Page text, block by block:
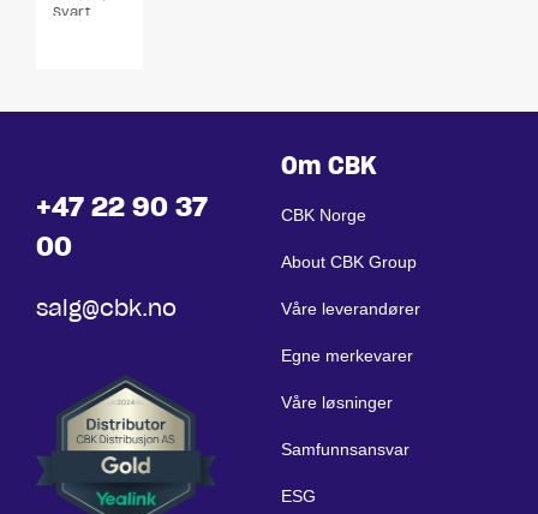
Svart
+47 22 90 37
00
salg@cbk.no
Om CBK
CBK Norge
About CBK Group
Våre leverandører
Egne merkevarer
Våre løsninger
Samfunnsansvar
ESG